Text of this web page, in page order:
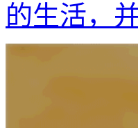
的生活，